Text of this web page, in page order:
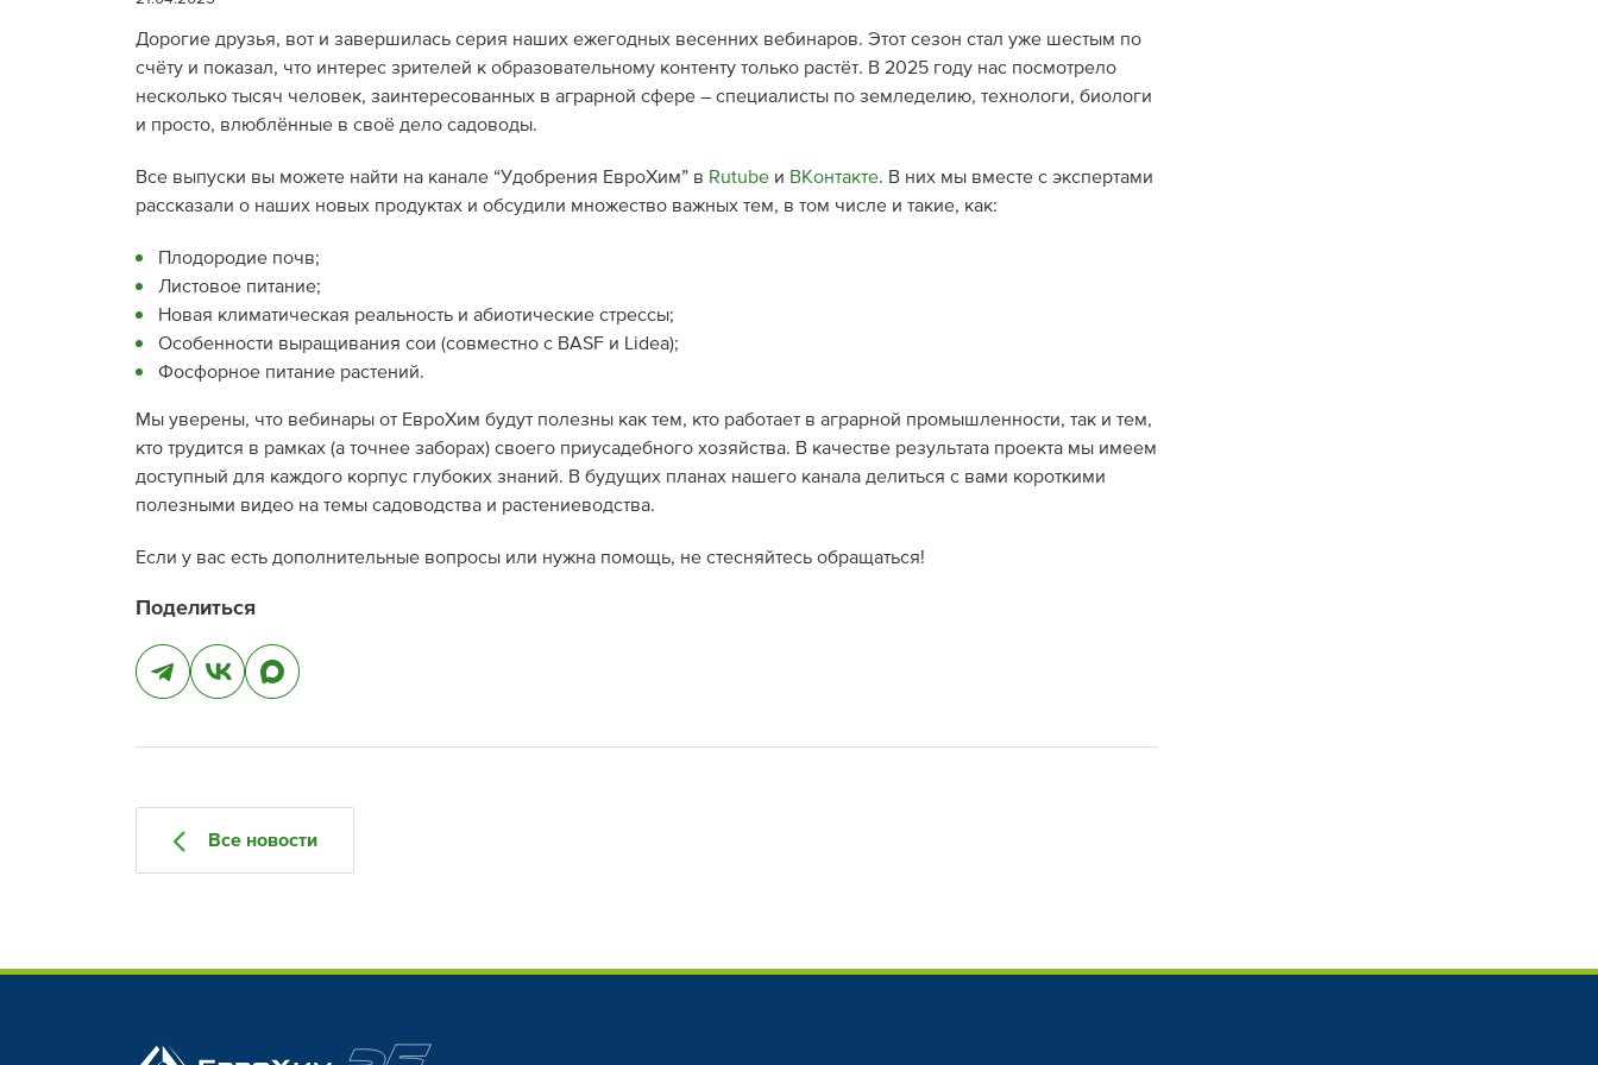
Дорогие друзья, вот и завершилась серия наших ежегодных весенних вебинаров. Этот сезон стал уже шестым по
счёту и показал, что интерес зрителей к образовательному контенту только растёт. В 2025 году нас посмотрело
несколько тысяч человек, заинтересованных в аграрной сфере – специалисты по земледелию, технологи, биологи
и просто, влюблённые в своё дело садоводы.
Все выпуски вы можете найти на канале “Удобрения ЕвроХим” в Rutube и ВКонтакте. В них мы вместе с экспертами
рассказали о наших новых продуктах и обсудили множество важных тем, в том числе и такие, как:
Плодородие почв;
Листовое питание;
Новая климатическая реальность и абиотические стрессы;
Особенности выращивания сои (совместно с BASF и Lidea);
Фосфорное питание растений.
Мы уверены, что вебинары от ЕвроХим будут полезны как тем, кто работает в аграрной промышленности, так и тем,
кто трудится в рамках (а точнее заборах) своего приусадебного хозяйства. В качестве результата проекта мы имеем
доступный для каждого корпус глубоких знаний. В будущих планах нашего канала делиться с вами короткими
полезными видео на темы садоводства и растениеводства.
Если у вас есть дополнительные вопросы или нужна помощь, не стесняйтесь обращаться!
Поделиться
Все новости